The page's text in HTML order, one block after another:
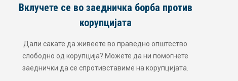
Вклучете се во заедничка борба против
корупцијата
Дали сакате да живеете во праведно општество
слободно од корупција? Можете да ни помогнете
заеднички да се спротивставиме на корупцијата.